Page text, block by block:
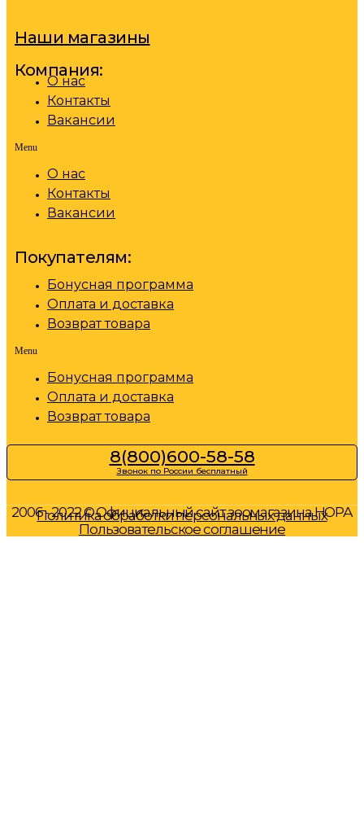
Наши магазины
Компания:
О нас
Контакты
Вакансии
Menu
О нас
Контакты
Вакансии
Покупателям:
Бонусная программа
Оплата и доставка
Возврат товара
Menu
Бонусная программа
Оплата и доставка
Возврат товара
8(800)600-58-58
Звонок по России бесплатный
2006 - 2022 © Официальный сайт зоомагазина НОРА
Политика обработки персональных данных
Пользовательское соглашение